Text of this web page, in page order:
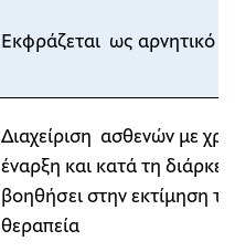
Εκφράζεται ως αρνητικό
Διαχείριση ασθενών με
έναρξη και κατά τη
βοηθήσει στην εκτίμηση
θεραπεία